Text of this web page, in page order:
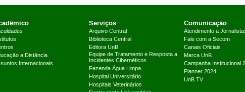
a Distância
Internacionais
Serviços
Arquivo Central
Biblioteca Central
Editora UnB
Equipe de Tratamento e Resposta a
Incidentes Cibernéticos
Fazenda Água Limpa
Hospital Universitário
Hospitais Veterinários
Comunicação
Atendimento a
Fale com a Secom
Canais Oficiais
Marca UnB
Campanha Institucional
Planner 2024
UnB TV